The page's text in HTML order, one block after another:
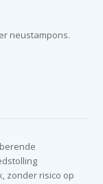
neustampons.
zonder risico op